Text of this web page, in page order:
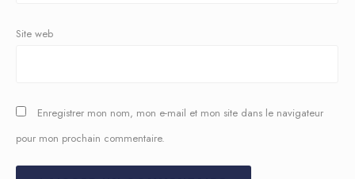
Site web
Enregistrer mon nom, mon e-mail et mon site dans le navigateur
pour mon prochain commentaire.